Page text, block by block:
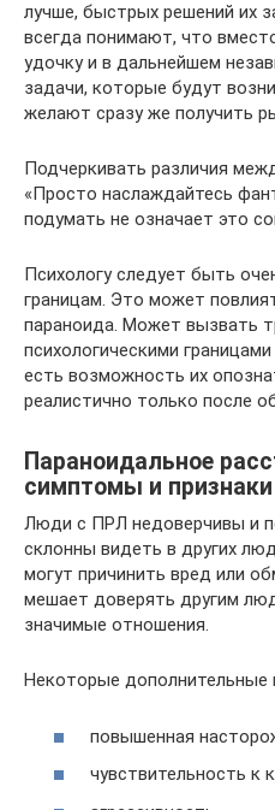
лучше, быстрых решений их
всегда понимают, что
удочку и в дальнейшем
задачи, которые будут
желают сразу же получить
Подчеркивать различия
«Просто наслаждайтесь
подумать не означает это
Психологу следует быть
границам. Это может
параноида. Может вызвать
психологическими
есть возможность их
реалистично только после
Параноидальное
симптомы и признаки
Люди с ПРЛ недоверчивы и
склонны видеть в других
могут причинить вред или
мешает доверять другим
значимые отношения.
Некоторые
повышенная
чувствительность к